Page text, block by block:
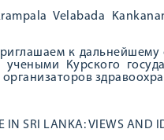
Velabada
к
Курского
IN SRI LANKA: VIEWS AND